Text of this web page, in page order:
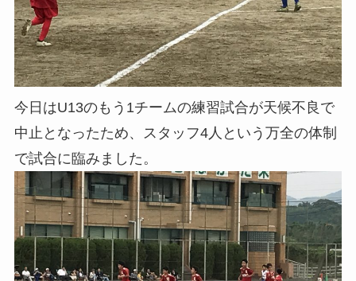
今日はU13のもう1チームの練習試合が天候不良で
中止となったため、スタッフ4人という万全の体制
で試合に臨みました。